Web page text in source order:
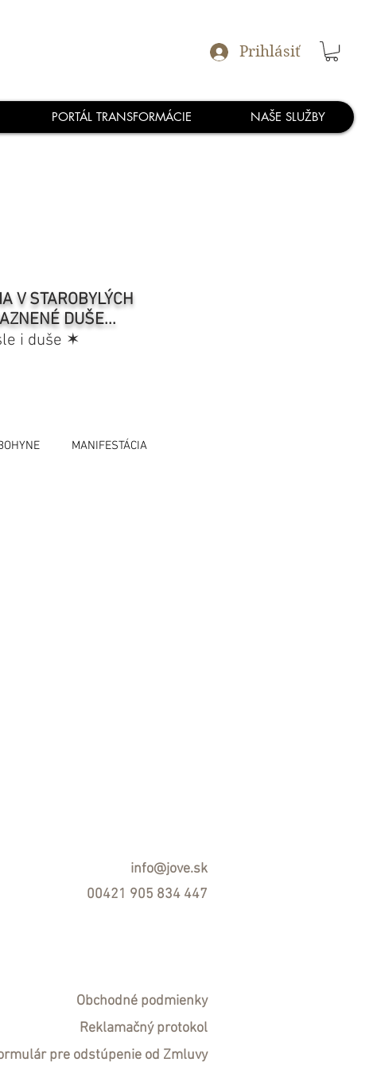
Prihlásiť
PORTÁL TRANSFORMÁCIE NAŠE SLUŽBY
V STAROBYLÝCH
DUŠE...
i duše ✶
MANIFESTÁCIA
info@jove.sk
00421 905 834 447
Obchodné podmienky
Reklamačný protokol
pre odstúpenie od Zmluvy